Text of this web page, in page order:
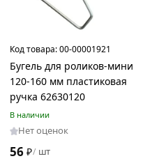
Код товара:00-00001921
Бугель для роликов-мини
120-160 мм пластиковая
ручка 62630120
В наличии
Нет оценок
56 ₽/ шт